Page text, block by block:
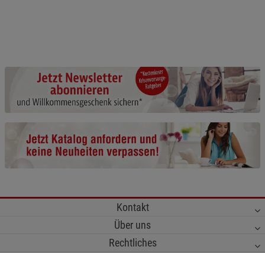
Kontakt
Über uns
Rechtliches
Notwendige Cookies (5)
Beschreibung Notwendige Cookies
Cookie-Informationen anzeigen
Funktionale Cookies (1) Funktionale
Beschreibung Funktionale Cookies
Statistik Cookies (2)